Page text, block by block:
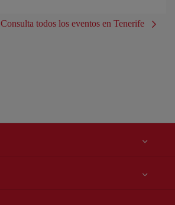
Consulta todos los eventos en Tenerife